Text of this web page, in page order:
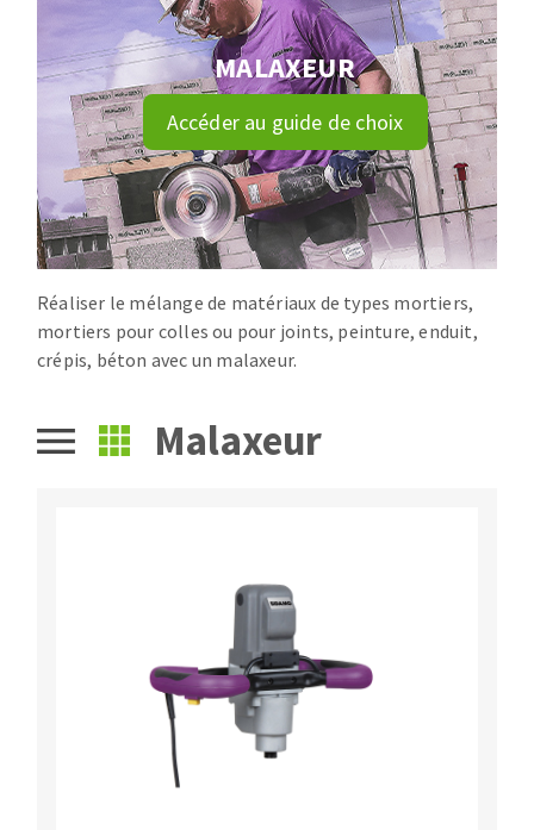
Disques fibre
Roues à lamelles
Meules sur tige
Brosses
Meules de tourets
Feutres à polir
Bandes sans fin
Rouleaux d'atelier
NETTOYAGE
Aspirateurs
MACHINES POUR LE TRAVAIL DU MÉTAL
Tronçonneuses
Perceuses
Perceuses magnétiques
MALAXEUR
Accéder au guide de choix
Réaliser le mélange de matériaux de types mortiers,
mortiers pour colles ou pour joints, peinture, enduit,
crépis, béton avec un malaxeur.
Malaxeur